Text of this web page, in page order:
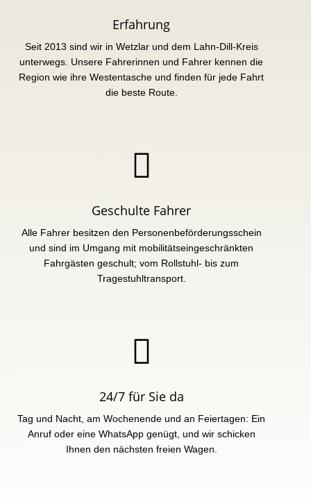
Erfahrung
Seit 2013 sind wir in Wetzlar und dem Lahn-Dill-Kreis
unterwegs. Unsere Fahrerinnen und Fahrer kennen die
Region wie ihre Westentasche und finden für jede Fahrt
die beste Route.

Geschulte Fahrer
Alle Fahrer besitzen den Personenbeförderungsschein
und sind im Umgang mit mobilitätseingeschränkten
Fahrgästen geschult; vom Rollstuhl- bis zum
Tragestuhltransport.

24/7 für Sie da
Tag und Nacht, am Wochenende und an Feiertagen: Ein
Anruf oder eine WhatsApp genügt, und wir schicken
Ihnen den nächsten freien Wagen.